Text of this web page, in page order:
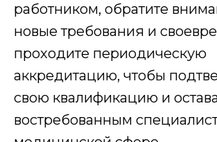
работником, обратите
новые требования и
проходите периодическую
аккредитацию, чтобы
свою квалификацию и
востребованным
Доставка
Мы отправляем Вам документы заказным
письмом 1 класса или курьером